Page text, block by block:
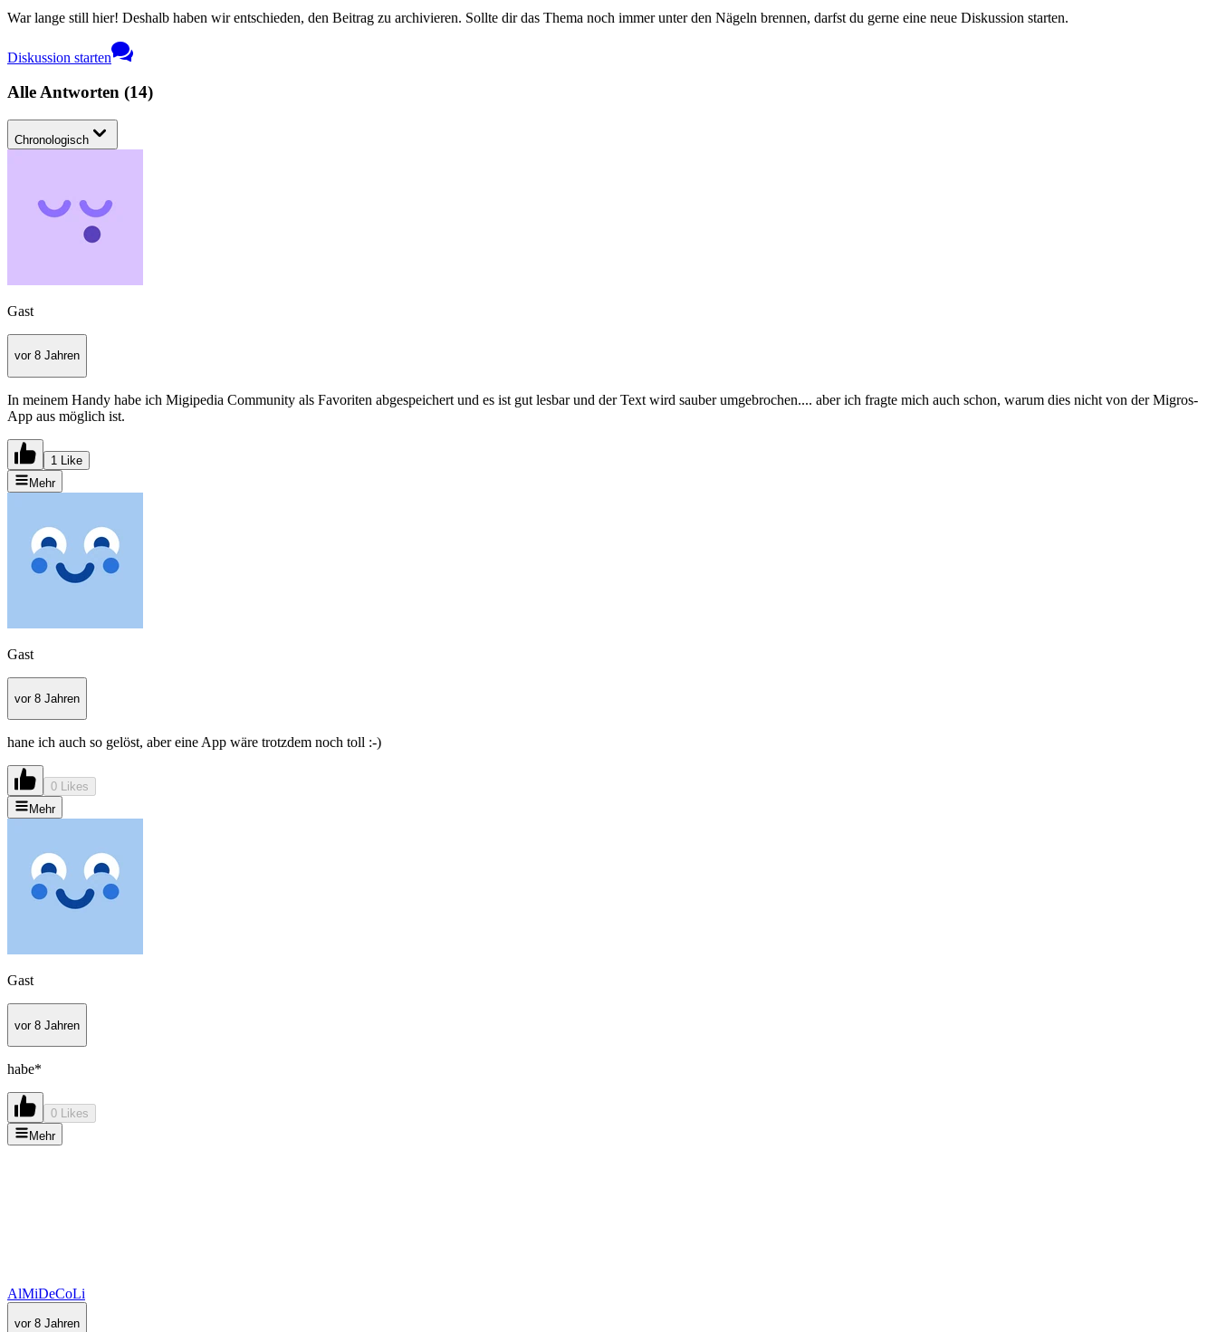
War lange still hier! Deshalb haben wir entschieden, den Beitrag zu archivieren. Sollte dir das Thema noch immer unter den Nägeln brennen, darfst du gerne eine neue Diskussion starten.
Diskussion starten
Alle Antworten (14)
Chronologisch
Gast
vor 8 Jahren
In meinem Handy habe ich Migipedia Community als Favoriten abgespeichert und es ist gut lesbar und der Text wird sauber umgebrochen.... aber ich fragte mich auch schon, warum dies nicht von der Migros-
App aus möglich ist.
1 Like
Mehr
Gast
vor 8 Jahren
hane ich auch so gelöst, aber eine App wäre trotzdem noch toll :-)
0 Likes
Mehr
Gast
vor 8 Jahren
habe*
0 Likes
Mehr
AlMiDeCoLi
vor 8 Jahren